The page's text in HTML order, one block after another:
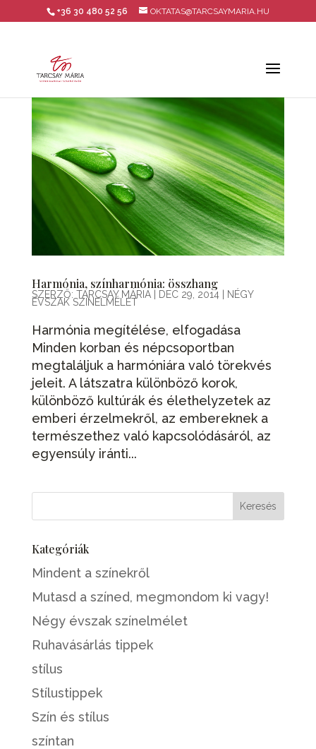
+36 30 480 52 56 OKTATAS@TARCSAYMARIA.HU
Harmónia, színharmónia: összhang
SZERZŐ: TARCSAY MÁRIA| DEC 29, 2014| NÉGY
ÉVSZAK SZÍNELMÉLET
Harmónia megítélése, elfogadása
Minden korban és népcsoportban
megtaláljuk a harmóniára való törekvés
jeleit. A látszatra különböző korok,
különböző kultúrák és élethelyzetek az
emberi érzelmekről, az embereknek a
természethez való kapcsolódásáról, az
egyensúly iránti...
Kategóriák
Mindent a színekről
Mutasd a színed, megmondom ki vagy!
Négy évszak színelmélet
Ruhavásárlás tippek
stílus
Stílustippek
Szín és stílus
színtan